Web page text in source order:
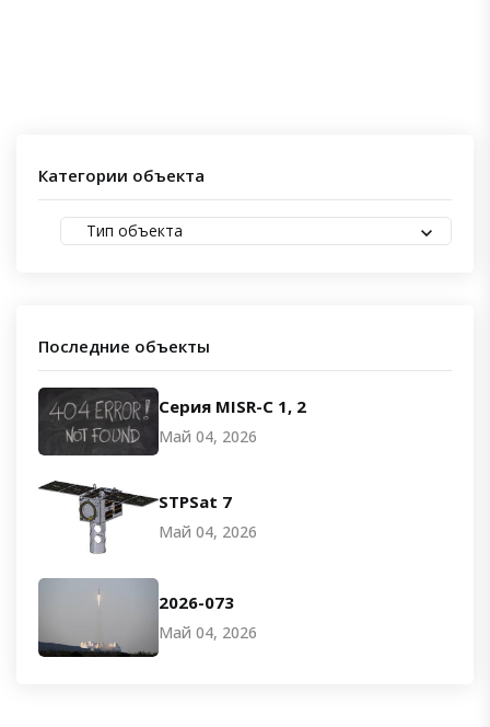
Категории объекта
Тип объекта
Последние объекты
Серия MISR-C 1, 2
Май 04, 2026
STPSat 7
Май 04, 2026
2026-073
Май 04, 2026